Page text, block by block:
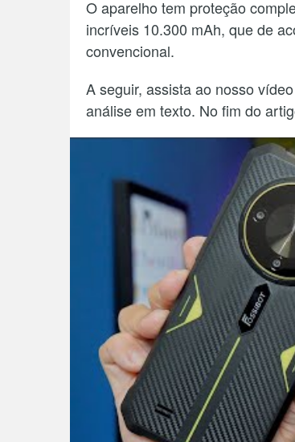
O aparelho tem proteção
incríveis 10.300 mAh, que de
convencional.
A seguir, assista ao nosso
análise em texto. No fim do